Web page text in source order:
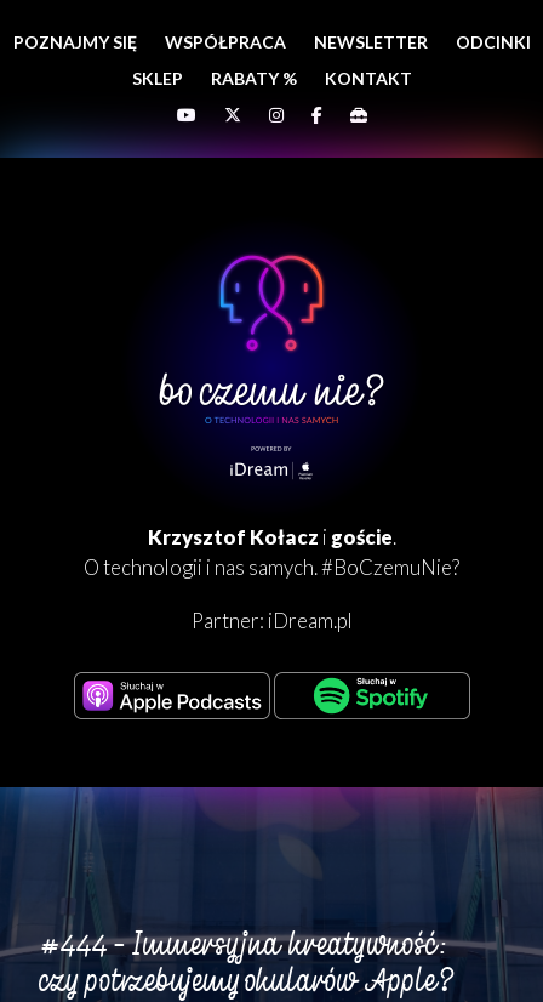
POZNAJMY SIĘ WSPÓŁPRACA NEWSLETTER
ODCINKI
SKLEP
RABATY % KONTAKT
Krzysztof Kołacz i goście.
O technologii i nas samych. #BoCzemuNie?
Partner: iDream.pl
#444 – Immersyjna kreatywność:
czy potrzebujemy okularów Apple?